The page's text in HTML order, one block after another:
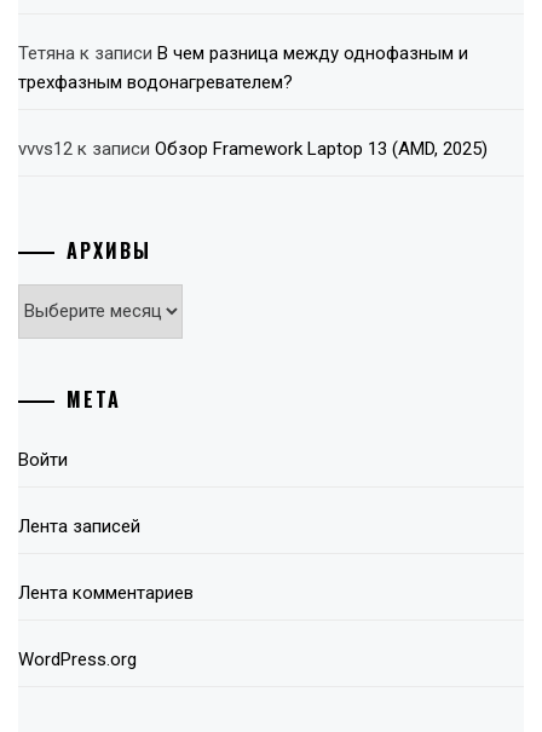
Тетяна к записи В чем разница между однофазным и
трехфазным водонагревателем?
vvvs12 к записи Обзор Framework Laptop 13 (AMD, 2025)
АРХИВЫ
Архивы
МЕТА
Войти
Лента записей
Лента комментариев
WordPress.org